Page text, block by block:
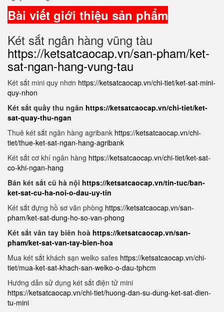
Bài viết giới thiệu sản phẩm
Két sắt ngân hàng vũng tàu
https://ketsatcaocap.vn/san-pham/ket-
sat-ngan-hang-vung-tau
Két sắt mini quy nhơn https://ketsatcaocap.vn/chi-tiet/ket-sat-mini-
quy-nhon
Két sắt quầy thu ngân https://ketsatcaocap.vn/chi-tiet/ket-
sat-quay-thu-ngan
Thuê két sắt ngân hàng agribank https://ketsatcaocap.vn/chi-
tiet/thue-ket-sat-ngan-hang-agribank
Két sắt cơ khí ngân hàng https://ketsatcaocap.vn/chi-tiet/ket-sat-
co-khi-ngan-hang
Bán két sắt cũ hà nội https://ketsatcaocap.vn/tin-tuc/ban-
ket-sat-cu-ha-noi-o-dau-uy-tin
Két sắt đựng hồ sơ văn phòng https://ketsatcaocap.vn/san-
pham/ket-sat-dung-ho-so-van-phong
Két sắt vân tay biên hoà https://ketsatcaocap.vn/san-
pham/ket-sat-van-tay-bien-hoa
Mua két sắt khách sạn welko safes https://ketsatcaocap.vn/chi-
tiet/mua-ket-sat-khach-san-welko-o-dau-tphcm
Hướng dẫn sử dụng két sắt điện tử mini
https://ketsatcaocap.vn/chi-tiet/huong-dan-su-dung-ket-sat-dien-
tu-mini